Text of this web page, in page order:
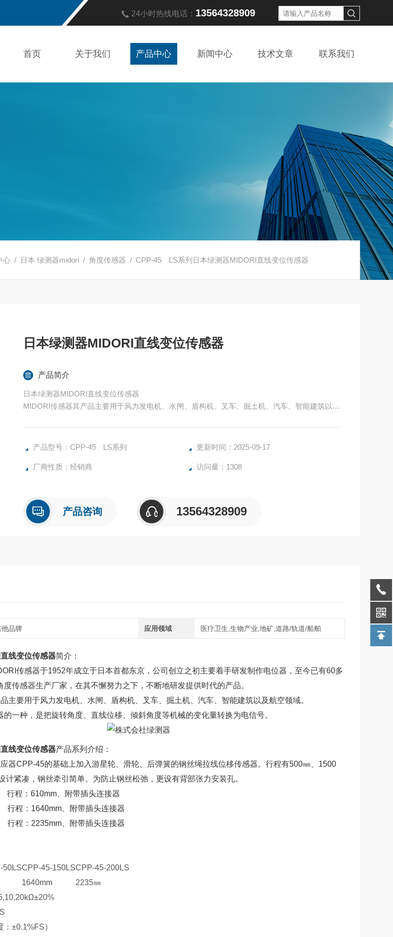
24小时热线电话： 13564328909
首页 关于我们 产品中心 新闻中心 技术文章 联系我们
心 / 日本 绿测器midori /角度传感器 / CPP-45 LS系列日本绿测器MIDORI直线变位传感器
日本绿测器MIDORI直线变位传感器
产品简介
日本绿测器MIDORI直线变位传感器
MIDORI传感器其产品主要用于风力发电机、水闸、盾构机、叉车、掘土机、汽车、智能建筑以及
产品型号：CPP-45 LS系列 更新时间：2025-09-17
厂商性质：经销商 访问量：1308
产品咨询 13564328909
他品牌 应用领域 医疗卫生,生物产业,地矿,道路/轨道/船舶
线变位传感器简介：
传感器于1952年成立于日本首都东京，公司创立之初主要着手研发制作电位器，至今已有60多
度传感器生产厂家，在其不懈努力之下，不断地研发提供时代的产品。
主要用于风力发电机、水闸、盾构机、叉车、掘土机、汽车、智能建筑以及航空领域。
的一种，是把旋转角度、直线位移、倾斜角度等机械的变化量转换为电信号。
线变位传感器产品系列介绍：
器CPP-45的基础上加入游星轮、滑轮、后弹簧的钢丝绳拉线位移传感器。行程有500㎜、1500
计紧凑，钢丝牵引简单。为防止钢丝松弛，更设有背部张力安装孔。
程：610mm、附带插头连接器
程：1640mm、附带插头连接器
程：2235mm、附带插头连接器
50LSCPP-45-150LSCPP-45-200LS
1640mm
2235㎜
：±0.1%FS）